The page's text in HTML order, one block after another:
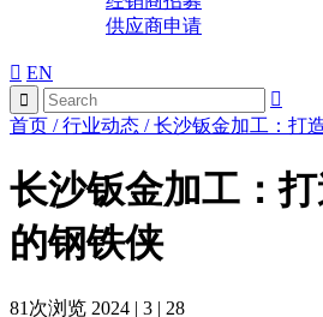
供应商申请
EN
首页 /行业动态 /长沙钣金加工：打
长沙钣金加工：
的钢铁侠
81 次浏览 2024 | 3 | 28